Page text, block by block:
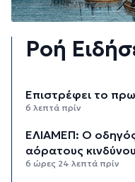
Ροή
Επιστρέφει το
6 λεπτά πρίν
ΕΛΙΑΜΕΠ: Ο οδηγός
αόρατους
6 ώρες 24 λεπτά πρίν